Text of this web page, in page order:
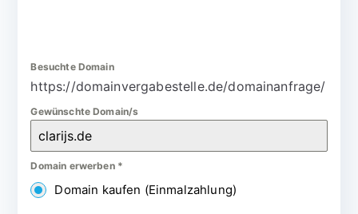
Besuchte Domain
https://domainvergabestelle.de/domainanfrage/
Gewünschte Domain/s
Domain erwerben *
Domain kaufen (Einmalzahlung)